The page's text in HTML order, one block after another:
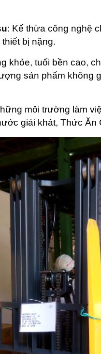
: Kế thừa công nghệ
bị nặng.
khỏe, tuổi bền cao,
sản phẩm không
môi trường làm
giải khát, Thức Ăn